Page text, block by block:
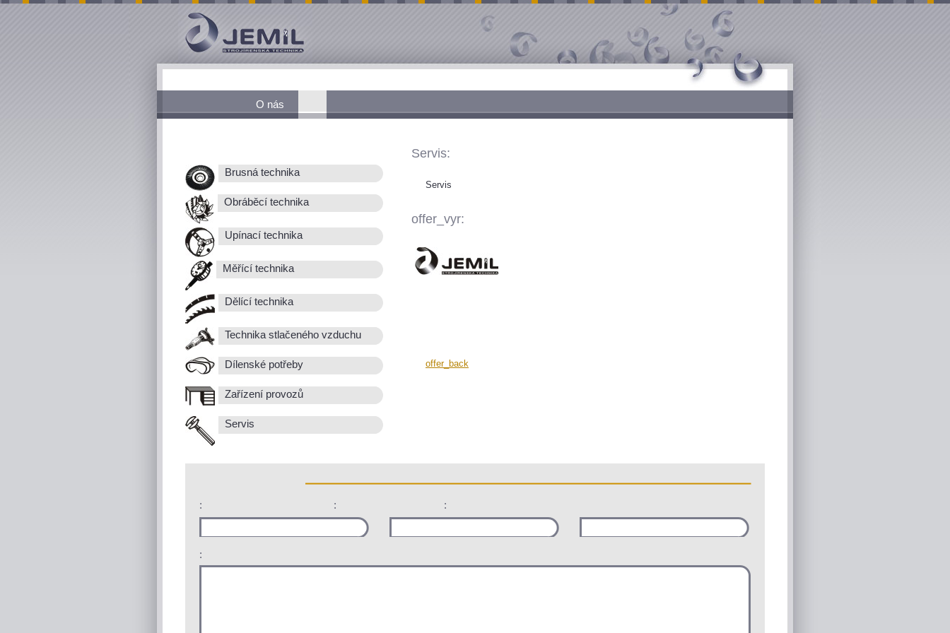
O nás
Brusná technika
Obráběcí technika
Upínací technika
Měřící technika
Dělící technika
Technika stlačeného vzduchu
Dílenské potřeby
Zařízení provozů
Servis
Servis:
Servis
offer_vyr:
offer_back
: : :
: